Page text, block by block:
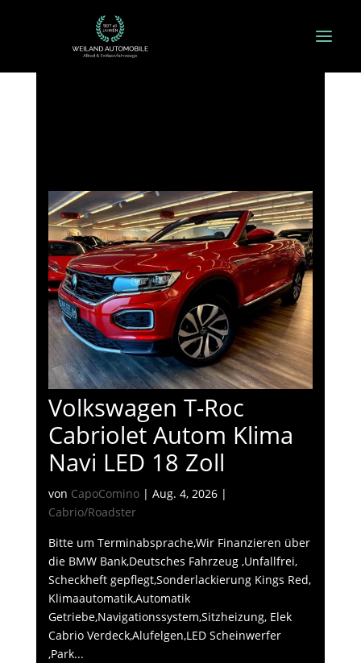
Volkswagen T-Roc
Cabriolet Autom Klima
Navi LED 18 Zoll
von CapoComino| Aug. 4, 2026|
Cabrio/Roadster
Bitte um Terminabsprache,Wir Finanzieren über
die BMW Bank,Deutsches Fahrzeug ,Unfallfrei,
Scheckheft gepflegt,Sonderlackierung Kings Red,
Klimaautomatik,Automatik
Getriebe,Navigationssystem,Sitzheizung, Elek
Cabrio Verdeck,Alufelgen,LED Scheinwerfer
,Park...